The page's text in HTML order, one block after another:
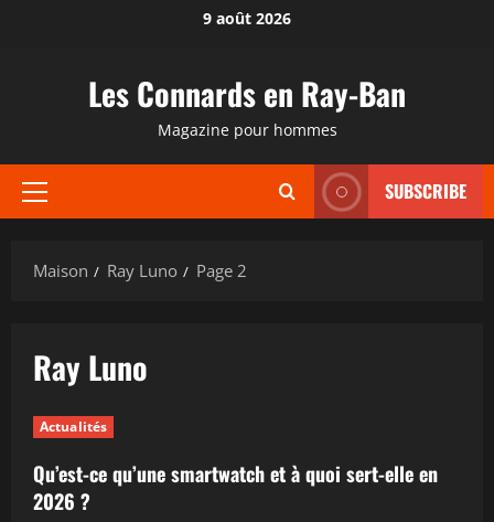
9 août 2026
Les Connards en Ray-Ban
Magazine pour hommes
Menu
SUBSCRIBE
Maison Ray Luno Page 2
Ray Luno
Actualités
Qu’est-ce qu’une smartwatch et à quoi sert-elle en
2026 ?